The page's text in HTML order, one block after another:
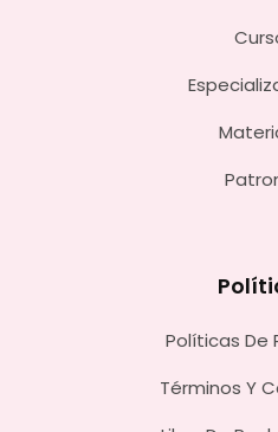
Políticas De
Términos Y